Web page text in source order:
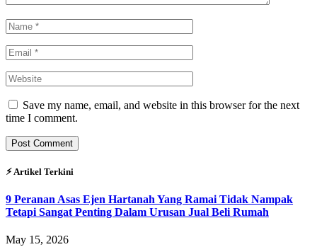
Save my name, email, and website in this browser for the next
time I comment.
⚡︎ Artikel Terkini
9 Peranan Asas Ejen Hartanah Yang Ramai Tidak Nampak
Tetapi Sangat Penting Dalam Urusan Jual Beli Rumah
May 15, 2026